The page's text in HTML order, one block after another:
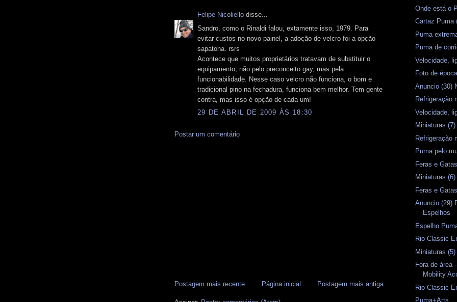
Felipe Nicoliello disse...
Sandro, como o Rinaldi falou, extamente isso, 1979. Para
evitar custos no novo painel, a adoção de velcro foi a opção
sapatona. rsrs
Acontece que muitos proprietários tratavam de substituir o
equipamento, não pelo preconceito gay, mas pela
funcionabilidade. Nesse caso velcro não funciona, o bom e
tradicional pino na fechadura, funciona bem melhor. Tem gente
contra, mas isso é opção de cada um!
29 DE ABRIL DE 2009 ÀS 18:30
Postar um comentário
Postagem mais recente Postagem mais antiga
Página inicial
Onde está o
Cartaz Puma
Puma
Puma de
Velocidade,
Foto de
Anuncio (30)
Refrigeração
Velocidade,
Miniaturas (7)
Refrigeração
Puma pelo
Feras e Gatas
Miniaturas (6)
Feras e Gatas
Anuncio (29)
Espelhos
Espelho
Rio Classic
Miniaturas (5)
Fora de área
Mobility
Rio Classic
Puma+Arts